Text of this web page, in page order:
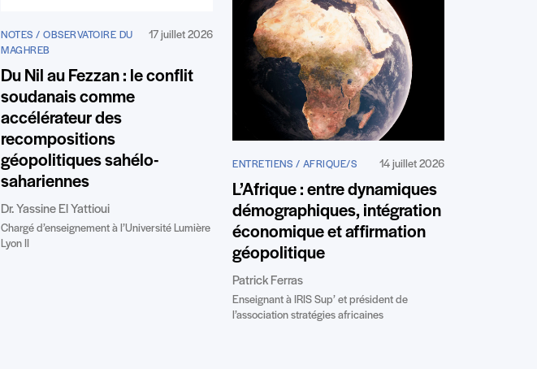
NOTES / OBSERVATOIRE DU
MAGHREB
17 juillet 2026
Du Nil au Fezzan : le conflit
soudanais comme
accélérateur des
recompositions
géopolitiques sahélo-
sahariennes
Dr. Yassine El Yattioui
Chargé d’enseignement à l’Université Lumière
Lyon II
ENTRETIENS / AFRIQUE/S 14 juillet 2026
L’Afrique : entre dynamiques
démographiques, intégration
économique et affirmation
géopolitique
Patrick Ferras
Enseignant à IRIS Sup’ et président de
l’association stratégies africaines